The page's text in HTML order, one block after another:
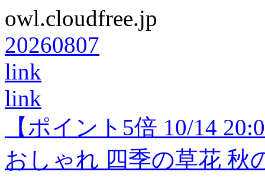
owl.cloudfree.jp
20260807
link
link
【ポイント5倍 10/14
おしゃれ 四季の草花 秋